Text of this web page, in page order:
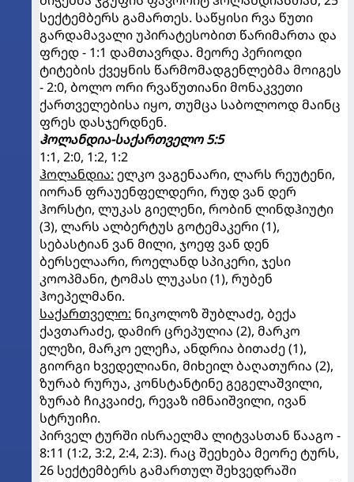
სექტემბერს გამართეს. საწყისი რვა წუთი
გარდამავალი უპირატესობით წარიმართა და
ფრედ - 1:1 დამთავრდა. მეორე პერიოდი
ტიტების ქვეყნის წარმომადგენლებმა მოიგეს
- 2:0, ბოლო ორი რვაწუთიანი მონაკვეთი
ქართველებისა იყო, თუმცა საბოლოოდ მაინც
ფრეს დასჯერდნენ.
ჰოლანდია-საქართველო 5:5
1:1, 2:0, 1:2, 1:2
ჰოლანდია: ელკო ვაგენაარი, ლარს რეუტენი,
იორან ფრაუენფელდერი, რუდ ვან დერ
ჰორსტი, ლუკას გიელენი, რობინ ლინდჰიუტი
(3), ლარს ალბერტუს გოტემაკერი (1),
სებასტიან ვან მილი, ჯოეფ ვან დენ
ბერსელაარი, როელანდ სპიკერი, ჯესი
კოოპმანი, ტომას ლუკასი (1), რუბენ
ჰოეპელმანი.
საქართველო: ნიკოლოზ შუბლაძე, ბექა
ქავთარაძე, დამირ ცრეპულია (2), მარკო
ელეზი, მარკო ელეჩა, ანდრია ბითაძე (1),
გიორგი ხვედელიანი, მიხეილ ბაღათურია (2),
ზურაბ რურუა, კონსტანტინე გეგელაშვილი,
ზურაბ ჩიკვაიძე, რევაზ იმნაიშვილი, ივან
სტრუიჩი.
პირველ ტურში ისრაელმა ლიტვასთან წააგო -
8:11 (1:2, 3:2, 2:4, 2:3). რაც შეეხება მეორე ტურს,
26 სექტემბერს გამართულ შეხვედრაში